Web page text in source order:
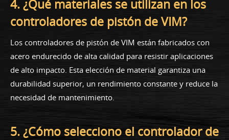
4. ¿Qué materiales se utilizan en los
controladores de pistón de VIM?
Los controladores de pistón de VIM están fabricados con
acero endurecido de alta calidad para resistir aplicaciones
de alto impacto. Esta elección de material garantiza una
durabilidad superior, un rendimiento constante y reduce la
necesidad de mantenimiento.
5. ¿Cómo selecciono el controlador de